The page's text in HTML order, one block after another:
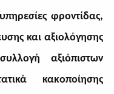
φροντίδας,
και αξιολόγησης
συλλογή αξιόπιστων
κακοποίησης